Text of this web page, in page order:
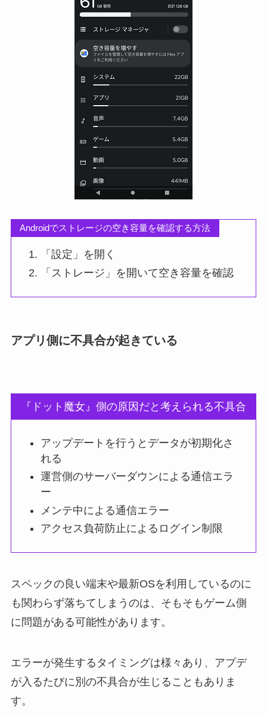
Androidでストレージの空き容量を確認する方法
「設定」を開く
「ストレージ」を開いて空き容量を確認
アプリ側に不具合が起きている
『ドット魔女』側の原因だと考えられる不具合
アップデートを行うとデータが初期化さ
れる
運営側のサーバーダウンによる通信エラ
ー
メンテ中による通信エラー
アクセス負荷防止によるログイン制限
スペックの良い端末や最新OSを利用しているのに
も関わらず落ちてしまうのは、そもそもゲーム側
に問題がある可能性があります。
エラーが発生するタイミングは様々あり、アプデ
が入るたびに別の不具合が生じることもありま
す。